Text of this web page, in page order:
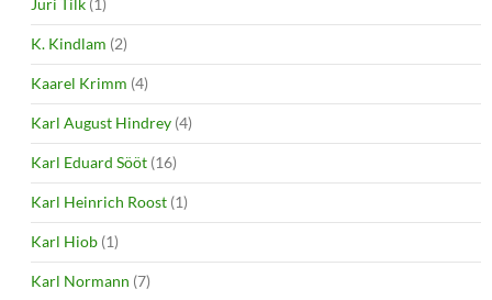
Jüri Tilk (1)
K. Kindlam (2)
Kaarel Krimm (4)
Karl August Hindrey (4)
Karl Eduard Sööt (16)
Karl Heinrich Roost (1)
Karl Hiob (1)
Karl Normann (7)